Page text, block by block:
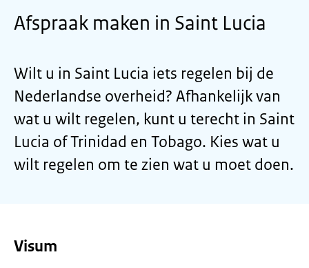
Afspraak maken in Saint Lucia
Wilt u in Saint Lucia iets regelen bij de
Nederlandse overheid? Afhankelijk van
wat u wilt regelen, kunt u terecht in Saint
Lucia of Trinidad en Tobago. Kies wat u
wilt regelen om te zien wat u moet doen.
Visum